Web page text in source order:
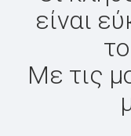
είναι
Με τις